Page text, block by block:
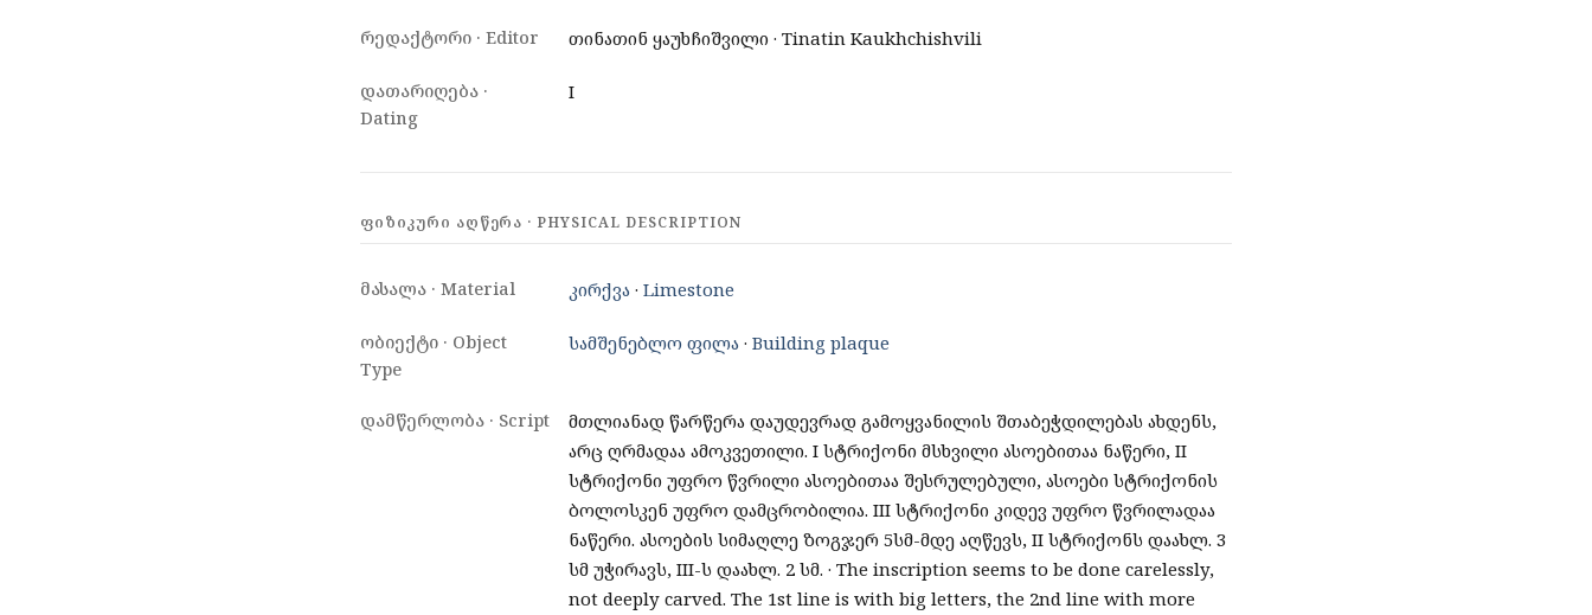
რედაქტორი · Editor თინათინ ყაუხჩიშვილი · Tinatin Kaukhchishvili
დათარიღება ·
Dating
I
ᲤᲘᲖᲘᲙᲣᲠᲘ ᲐᲦᲬᲔᲠᲐ · PHYSICAL DESCRIPTION
მასალა · Material კირქვა · Limestone
ობიექტი · Object
Type
სამშენებლო ფილა · Building plaque
დამწერლობა · Script
მთლიანად წარწერა დაუდევრად გამოყვანილის შთაბეჭდილებას ახდენს,
არც ღრმადაა ამოკვეთილი. I სტრიქონი მსხვილი ასოებითაა ნაწერი, II
სტრიქონი უფრო წვრილი ასოებითაა შესრულებული, ასოები სტრიქონის
ბოლოსკენ უფრო დამცრობილია. III სტრიქონი კიდევ უფრო წვრილადაა
ნაწერი. ასოების სიმაღლე ზოგჯერ 5სმ-მდე აღწევს, II სტრიქონს დაახლ. 3
სმ უჭირავს, III-ს დაახლ. 2 სმ. · The inscription seems to be done carelessly,
not deeply carved. The 1st line is with big letters, the 2nd line with more